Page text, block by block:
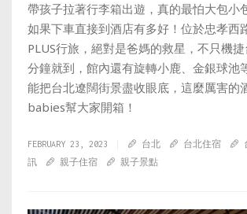
帶孩子拉著行李箱出遊，真的最怕大包小
如果下車直接到酒店有多好！位於忠孝西
PLUS行旅，絕對是爸媽的救星，不只機
分鐘就到，館內還有旋轉小鹿、金銀球池
能把台北遼闊街景盡收眼底，這麼厲害的
babies幫大家開箱！
FEBRUARY 23, 2023 台北 台北住宿
訊
親子住宿 親子景點